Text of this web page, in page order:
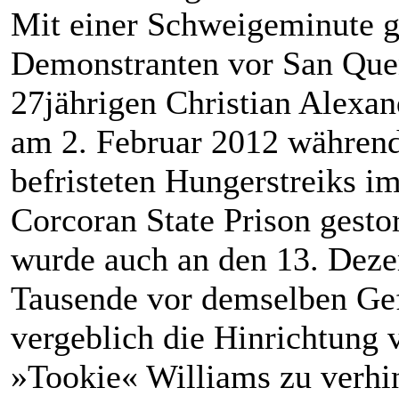
Mit einer Schweigeminute
Demonstranten vor San
27jährigen Christian
am 2. Februar 2012
befristeten Hungerstreiks
Corcoran State Prison
wurde auch an den 13.
Tausende vor demselben
vergeblich die Hinrichtung
»Tookie« Williams zu